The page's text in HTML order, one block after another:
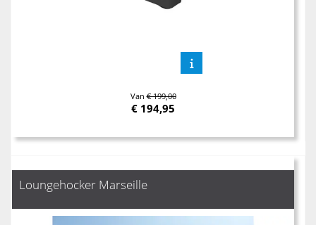
Van€ 199,00
€ 194,95
Loungehocker Marseille